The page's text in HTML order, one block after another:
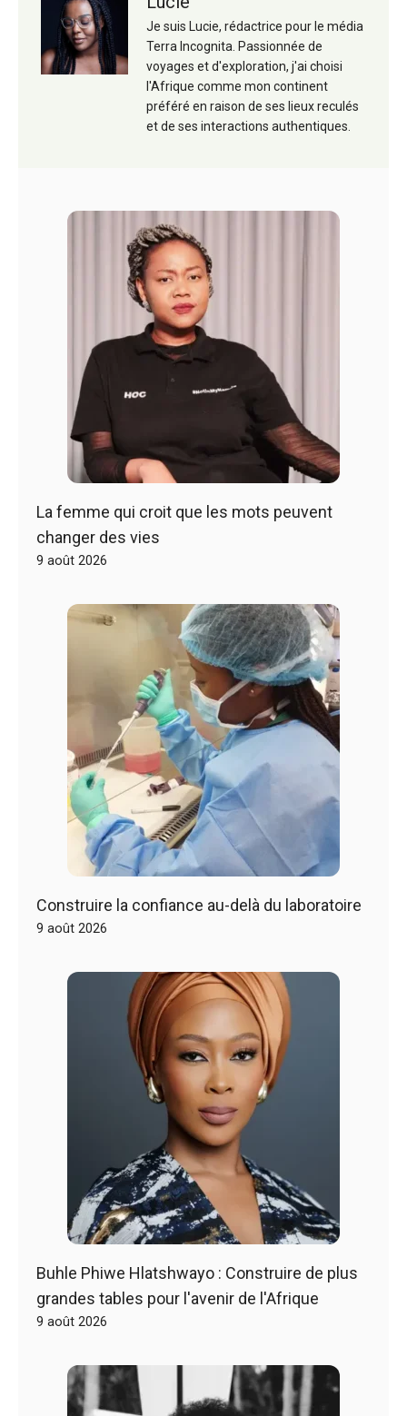
Je suis Lucie, rédactrice pour le média
Terra Incognita. Passionnée de
voyages et d'exploration, j'ai choisi
l'Afrique comme mon continent
préféré en raison de ses lieux reculés
et de ses interactions authentiques.
La femme qui croit que les mots peuvent
changer des vies
9 août 2026
Construire la confiance au-delà du laboratoire
9 août 2026
Buhle Phiwe Hlatshwayo : Construire de plus
grandes tables pour l'avenir de l'Afrique
9 août 2026